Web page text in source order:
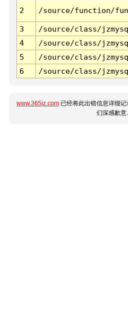
2 /source/function/
3 /source/class/
4
/source/class/
5
/source/class/
6
/source/class/
www.365jz.com 已经将此出错信息详细
们深感歉意.